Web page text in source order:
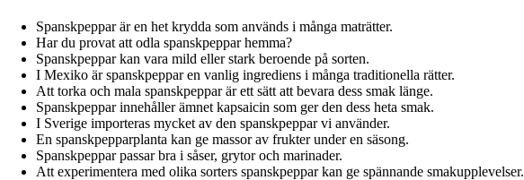
Spanskpeppar är en het krydda som används i många maträtter.
Har du provat att odla spanskpeppar hemma?
Spanskpeppar kan vara mild eller stark beroende på sorten.
I Mexiko är spanskpeppar en vanlig ingrediens i många traditionella rätter.
Att torka och mala spanskpeppar är ett sätt att bevara dess smak länge.
Spanskpeppar innehåller ämnet kapsaicin som ger den dess heta smak.
I Sverige importeras mycket av den spanskpeppar vi använder.
En spanskpepparplanta kan ge massor av frukter under en säsong.
Spanskpeppar passar bra i såser, grytor och marinader.
Att experimentera med olika sorters spanskpeppar kan ge spännande smakupplevelser.